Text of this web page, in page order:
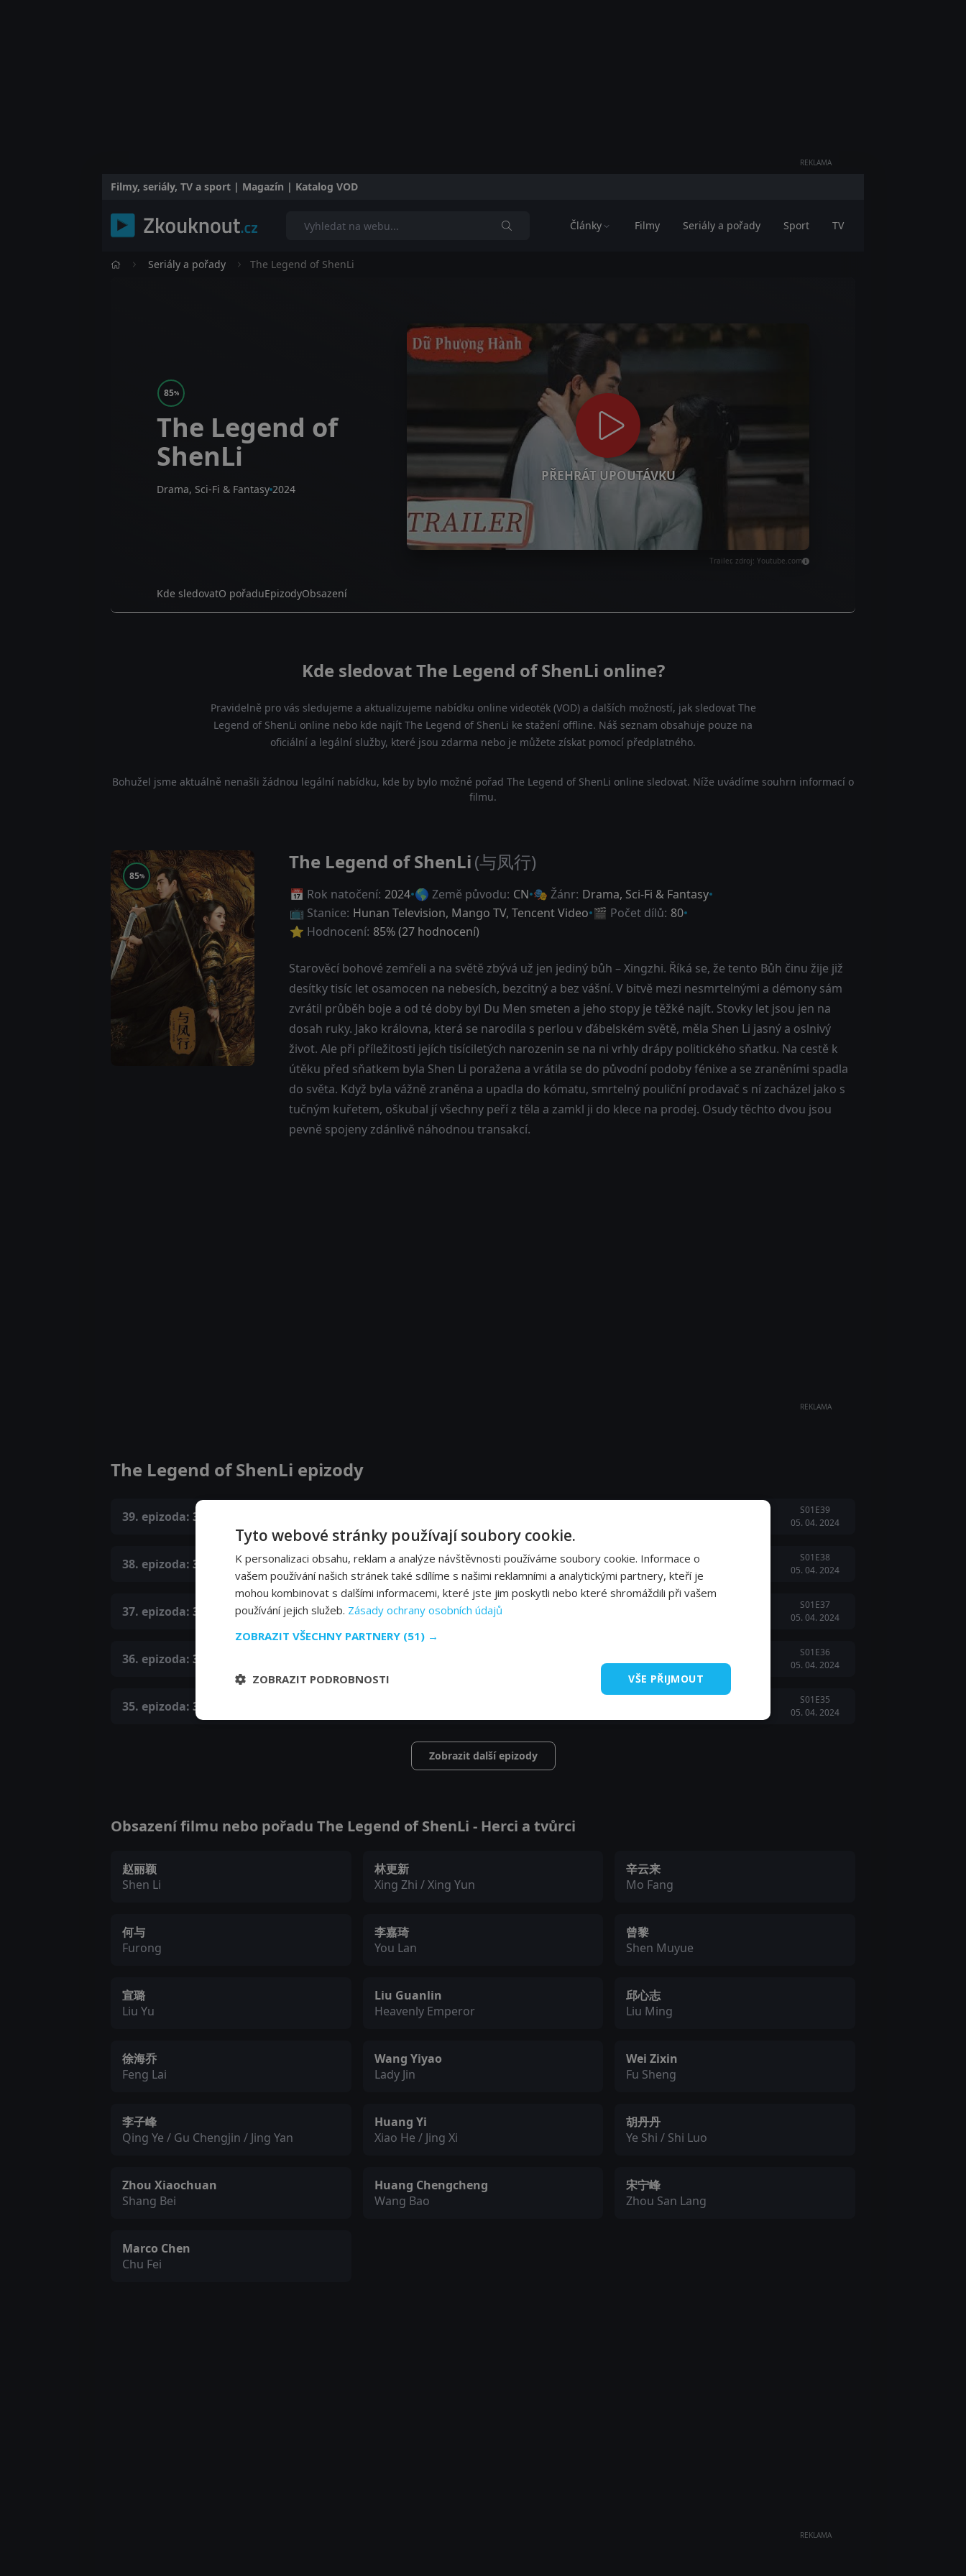
REKLAMA
Filmy, seriály, TV a sport | Magazín | Katalog VOD
Články Filmy Seriály a pořady Sport TV
Seriály a pořady The Legend of ShenLi
PŘEHRÁT UPOUTÁVKU
Trailer, zdroj: Youtube.com
85%
The Legend of
ShenLi
Drama, Sci-Fi & Fantasy 2024
Kde sledovatO pořaduEpizodyObsazení
Kde sledovat The Legend of ShenLi online?
Pravidelně pro vás sledujeme a aktualizujeme nabídku online videoték (VOD) a dalších možností, jak sledovat The
Legend of ShenLi online nebo kde najít The Legend of ShenLi ke stažení offline. Náš seznam obsahuje pouze na
oficiální a legální služby, které jsou zdarma nebo je můžete získat pomocí předplatného.
Bohužel jsme aktuálně nenašli žádnou legální nabídku, kde by bylo možné pořad The Legend of ShenLi online sledovat. Níže uvádíme souhrn informací o
filmu.
85%
The Legend of ShenLi(与凤行)
📅 Rok natočení: 2024 🌎 Země původu: CN 🎭 Žánr: Drama, Sci-Fi & Fantasy
📺 Stanice: Hunan Television, Mango TV, Tencent Video 🎬 Počet dílů: 80
⭐ Hodnocení: 85% (27 hodnocení)
Starověcí bohové zemřeli a na světě zbývá už jen jediný bůh – Xingzhi. Říká se, že tento Bůh činu žije již
desítky tisíc let osamocen na nebesích, bezcitný a bez vášní. V bitvě mezi nesmrtelnými a démony sám
zvrátil průběh boje a od té doby byl Du Men smeten a jeho stopy je těžké najít. Stovky let jsou jen na
dosah ruky. Jako královna, která se narodila s perlou v ďábelském světě, měla Shen Li jasný a oslnivý
život. Ale při příležitosti jejích tisíciletých narozenin se na ni vrhly drápy politického sňatku. Na cestě k
útěku před sňatkem byla Shen Li poražena a vrátila se do původní podoby fénixe a se zraněními spadla
do světa. Když byla vážně zraněna a upadla do kómatu, smrtelný pouliční prodavač s ní zacházel jako s
tučným kuřetem, oškubal jí všechny peří z těla a zamkl ji do klece na prodej. Osudy těchto dvou jsou
pevně spojeny zdánlivě náhodnou transakcí.
REKLAMA
The Legend of ShenLi epizody
39. epizoda: 39. epizoda
S01E39
05. 04. 2024
38. epizoda: 38. epizoda
S01E38
05. 04. 2024
37. epizoda: 37. epizoda
S01E37
05. 04. 2024
36. epizoda: 36. epizoda
S01E36
05. 04. 2024
35. epizoda: 35. epizoda
S01E35
05. 04. 2024
Zobrazit další epizody
Obsazení filmu nebo pořadu The Legend of ShenLi - Herci a tvůrci
赵丽颖
Shen Li
林更新
Xing Zhi / Xing Yun
辛云来
Mo Fang
何与
Furong
李嘉琦
You Lan
曾黎
Shen Muyue
宣璐
Liu Yu
Liu Guanlin
Heavenly Emperor
邱心志
Liu Ming
徐海乔
Feng Lai
Wang Yiyao
Lady Jin
Wei Zixin
Fu Sheng
李子峰
Qing Ye / Gu Chengjin / Jing Yan
Huang Yi
Xiao He / Jing Xi
胡丹丹
Ye Shi / Shi Luo
Zhou Xiaochuan
Shang Bei
Huang Chengcheng
Wang Bao
宋宁峰
Zhou San Lang
Marco Chen
Chu Fei
REKLAMA
Tyto webové stránky používají soubory cookie.
K personalizaci obsahu, reklam a analýze návštěvnosti používáme soubory cookie. Informace o
vašem používání našich stránek také sdílíme s našimi reklamními a analytickými partnery, kteří je
mohou kombinovat s dalšími informacemi, které jste jim poskytli nebo které shromáždili při vašem
používání jejich služeb. Zásady ochrany osobních údajů
ZOBRAZIT VŠECHNY PARTNERY (51) →
VŠE PŘIJMOUT
ZOBRAZIT PODROBNOSTI